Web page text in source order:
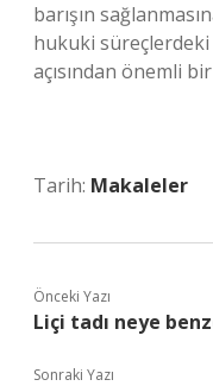
barışın
hukuki
açısından önemli
Tarih: Makaleler
Önceki Yazı
Liçi tadı neye
Sonraki Yazı